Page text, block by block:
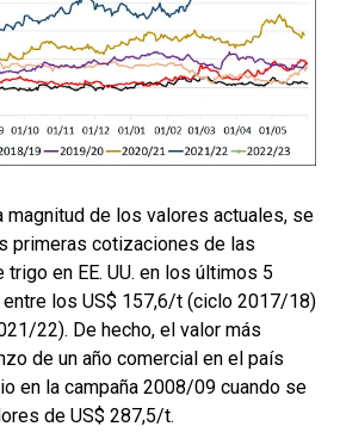
magnitud de los valores actuales, se
primeras cotizaciones de las
trigo en EE. UU. en los últimos 5
entre los US$ 157,6/t (ciclo 2017/18)
22). De hecho, el valor más
de un año comercial en el país
en la campaña 2008/09 cuando se
de US$ 287,5/t.